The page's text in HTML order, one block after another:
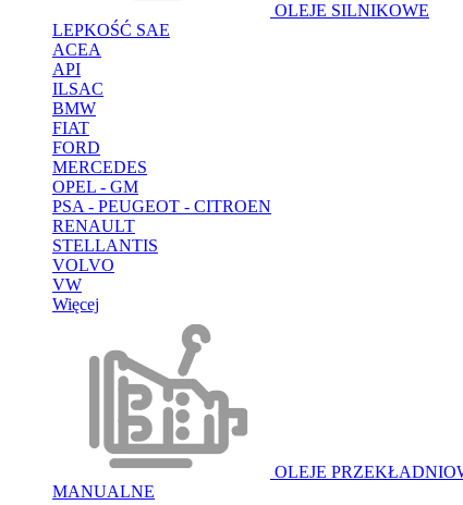
OLEJE SILNIKOWE
LEPKOŚĆ SAE
ACEA
API
ILSAC
BMW
FIAT
FORD
MERCEDES
OPEL - GM
PSA - PEUGEOT - CITROEN
RENAULT
STELLANTIS
VOLVO
VW
Więcej
OLEJE
MANUALNE